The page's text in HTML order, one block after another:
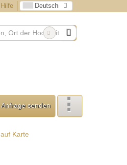
Hilfe Deutsch
senden